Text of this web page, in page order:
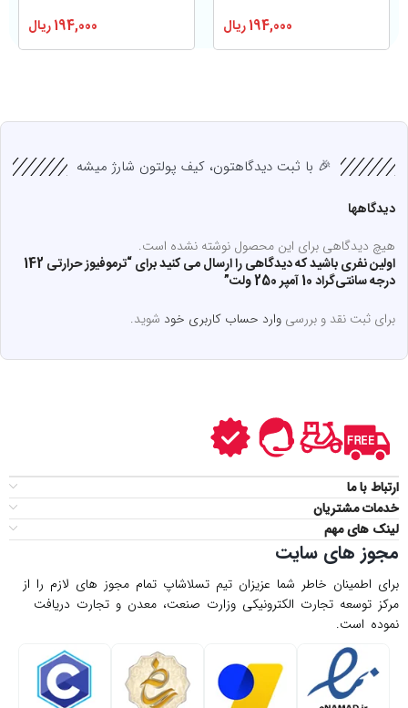
194,000ریال 194,000ریال
🎉 با ثبت دیدگاهتون، کیف پولتون شارژ میشه
دیدگاهها
هیچ دیدگاهی برای این محصول نوشته نشده است.
اولین نفری باشید که دیدگاهی را ارسال می کنید برای “ترموفیوز حرارتی 142
درجه سانتی‌گراد 10 آمپر 250 ولت”
برای ثبت نقد و بررسیوارد حساب کاربری خود شوید.
ارتباط با ما
خدمات مشتریان
لینک های مهم
مجوز های سایت
برای اطمینان خاطر شما عزیزان تیم تسلاشاپ تمام مجوز های لازم را از
مركز توسعه تجارت الكترونیكی وزارت صنعت، معدن و تجارت دریافت
نموده است.